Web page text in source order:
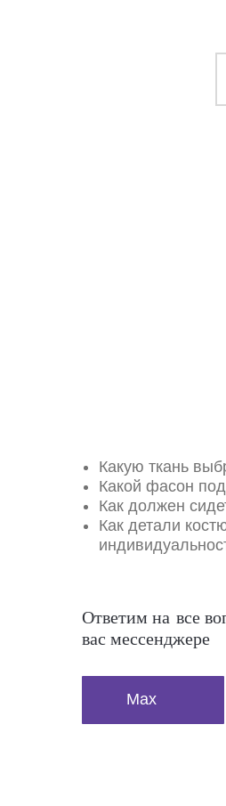
Какую ткань
Какой фасон
Как должен
Как детали
Ответим на все
вас мессенджере
Max